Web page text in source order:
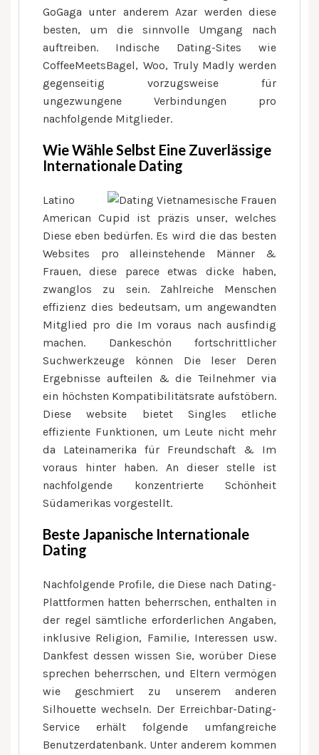
GoGaga unter anderem Azar werden diese
besten, um die sinnvolle Umgang nach
auftreiben. Indische Dating-Sites wie
CoffeeMeetsBagel, Woo, Truly Madly werden
gegenseitig vorzugsweise für
ungezwungene Verbindungen pro
nachfolgende Mitglieder.
Wie Wähle Selbst Eine Zuverlässige
Internationale Dating
Latino
American Cupid ist präzis unser, welches
Diese eben bedürfen. Es wird die das besten
Websites pro alleinstehende Männer &
Frauen, diese parece etwas dicke haben,
zwanglos zu sein. Zahlreiche Menschen
effizienz dies bedeutsam, um angewandten
Mitglied pro die Im voraus nach ausfindig
machen. Dankeschön fortschrittlicher
Suchwerkzeuge können Die leser Deren
Ergebnisse aufteilen & die Teilnehmer via
ein höchsten Kompatibilitätsrate aufstöbern.
Diese website bietet Singles etliche
effiziente Funktionen, um Leute nicht mehr
da Lateinamerika für Freundschaft & Im
voraus hinter haben. An dieser stelle ist
nachfolgende konzentrierte Schönheit
Südamerikas vorgestellt.
Beste Japanische Internationale
Dating
Nachfolgende Profile, die Diese nach Dating-
Plattformen hatten beherrschen, enthalten in
der regel sämtliche erforderlichen Angaben,
inklusive Religion, Familie, Interessen usw.
Dankfest dessen wissen Sie, worüber Diese
sprechen beherrschen, und Eltern vermögen
wie geschmiert zu unserem anderen
Silhouette wechseln. Der Erreichbar-Dating-
Service erhält folgende umfangreiche
Benutzerdatenbank. Unter anderem kommen